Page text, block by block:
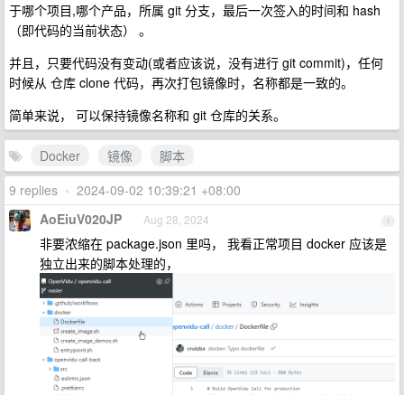
于哪个项目,哪个产品，所属 git 分支，最后一次签入的时间和 hash
（即代码的当前状态） 。
并且，只要代码没有变动(或者应该说，没有进行 git commit)，任何
时候从 仓库 clone 代码，再次打包镜像时，名称都是一致的。
简单来说， 可以保持镜像名称和 git 仓库的关系。
Docker 镜像
脚本
9 replies • 2024-09-02 10:39:21 +08:00
1
AoEiuV020JP Aug 28, 2024
非要浓缩在 package.json 里吗， 我看正常项目 docker 应该是
独立出来的脚本处理的，